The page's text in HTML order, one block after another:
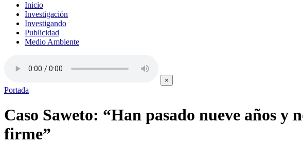
Inicio
Investigación
Investigando
Publicidad
Medio Ambiente
×
Portada
Caso Saweto: “Han pasado nueve años y
firme”